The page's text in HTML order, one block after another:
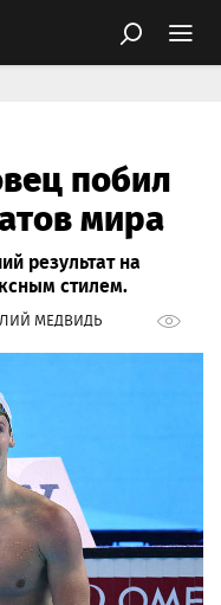
побил
мира
результат на
стилем.
МЕДВИДЬ